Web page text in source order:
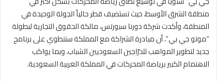
منطقة الشرق الأوسط، حيث تستضيف قطر حالياً الجولة الوحيدة في
المنطقة، وأكدت شركة دورنا سبورتس، مالكة الحقوق التجارية لبطولة
“موتو جي بي”، أن مبادرة الشراكة مع المملكة ستنطوي على برنامج
جديد لتطوير المواهب للدرّاجين السعوديين الشباب، وبما يواكب
الاهتمام الكبير برياضة المحركات في المملكة العربية السعودية.